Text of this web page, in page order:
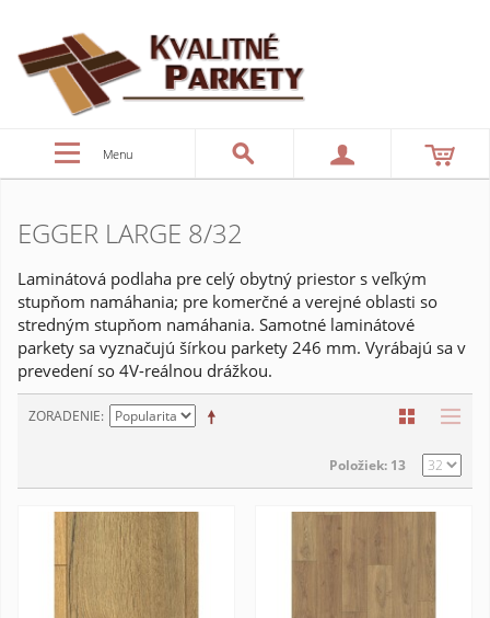
Menu
EGGER LARGE 8/32
Laminátová podlaha pre celý obytný priestor s veľkým
stupňom namáhania; pre komerčné a verejné oblasti so
stredným stupňom namáhania. Samotné laminátové
parkety sa vyznačujú šírkou parkety 246 mm. Vyrábajú sa v
prevedení so 4V-reálnou drážkou.
ZORADENIE
Položiek: 13